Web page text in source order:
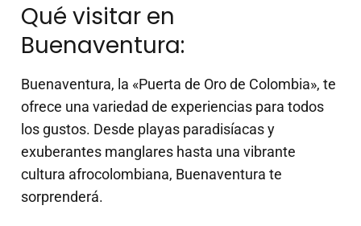
Qué visitar en
Buenaventura:
Buenaventura, la «Puerta de Oro de Colombia», te
ofrece una variedad de experiencias para todos
los gustos. Desde playas paradisíacas y
exuberantes manglares hasta una vibrante
cultura afrocolombiana, Buenaventura te
sorprenderá.